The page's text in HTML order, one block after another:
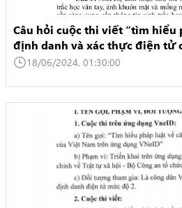
Câu hỏi cuộc thi viết “tìm hiểu
định danh và xác thực điện tử
18/06/2024, 01:30:00